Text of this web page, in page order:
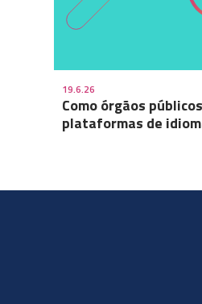
19.6.26
Como órgãos
plataformas de